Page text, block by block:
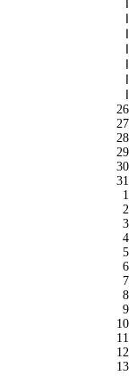
26
27
28
29
30
31
1
2
3
4
5
6
7
8
9
10
11
12
13